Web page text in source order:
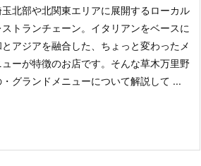
玉北部や北関東エリアに展開するローカル
ストランチェーン。 イタリアンをベースに
とアジアを融合した、ちょっと変わったメ
ューが特徴のお店です。 そんな草木万里野
・グランドメニューについて解説して ...